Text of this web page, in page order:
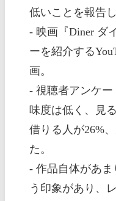
低いことを報告
- 映画『Diner ダ
ーを紹介する
画。
- 視聴者アンケ
味度は低く、見
借りる人が26%
た。
- 作品自体があ
う印象があり、